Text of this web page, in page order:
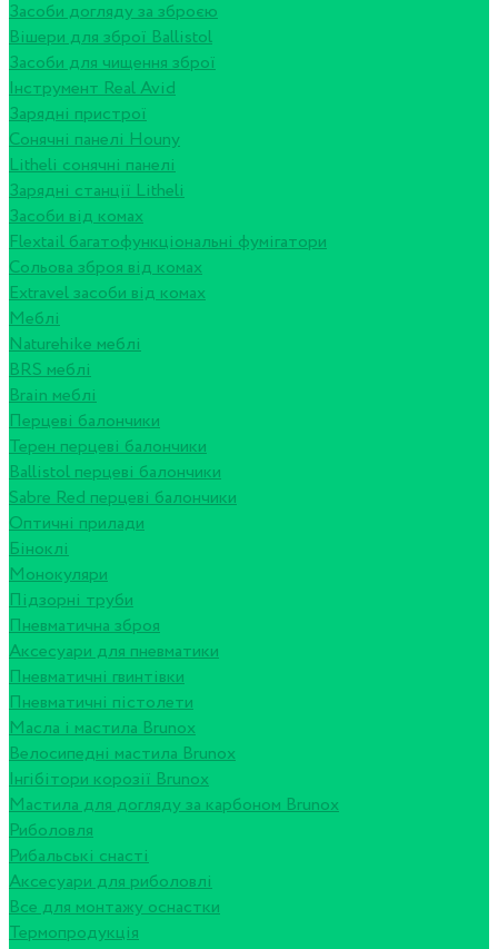
Засоби догляду за зброєю
Вішери для зброї Ballistol
Засоби для чищення зброї
Інструмент Real Avid
Зарядні пристрої
Сонячні панелі Houny
Litheli сонячні панелі
Зарядні станції Litheli
Засоби від комах
Flextail багатофункціональні фумігатори
Сольова зброя від комах
Extravel засоби від комах
Меблі
Naturehike меблі
BRS меблі
Brain меблі
Перцеві балончики
Терен перцеві балончики
Ballistol перцеві балончики
Sabre Red перцеві балончики
Оптичні прилади
Біноклі
Монокуляри
Підзорні труби
Пневматична зброя
Аксесуари для пневматики
Пневматичні гвинтівки
Пневматичні пістолети
Масла і мастила Brunox
Велосипедні мастила Brunox
Інгібітори корозії Brunox
Мастила для догляду за карбоном Brunox
Риболовля
Рибальські снасті
Аксесуари для риболовлі
Все для монтажу оснастки
Термопродукція